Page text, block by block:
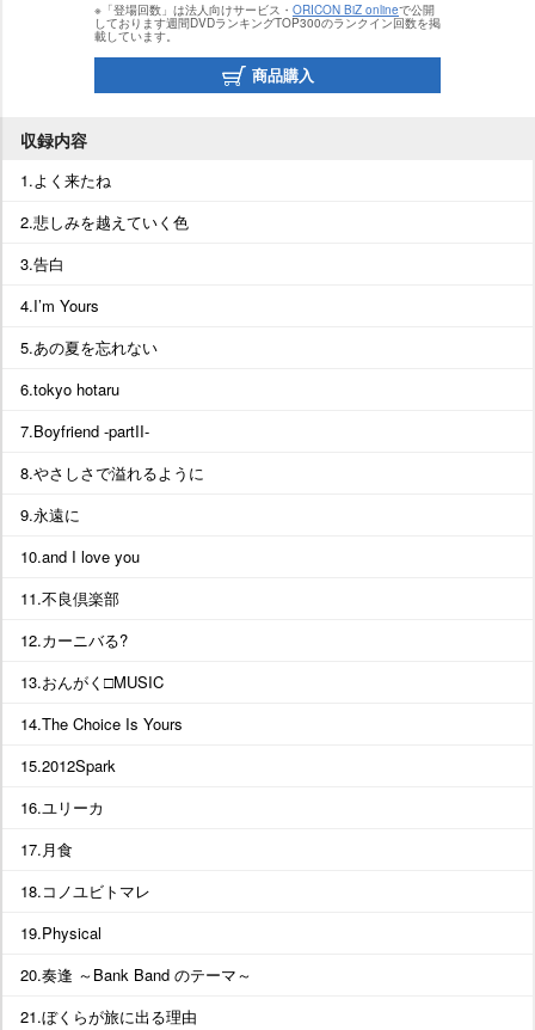
※「登場回数」は法人向けサービス・ ORICON BiZ onlineで公開
しております週間DVDランキングTOP300のランクイン回数を掲
載しています。
商品購入
収録内容
1.よく来たね
2.悲しみを越えていく色
3.告白
4.I’m Yours
5.あの夏を忘れない
6.tokyo hotaru
7.Boyfriend -partII-
8.やさしさで溢れるように
9.永遠に
10.and I love you
11.不良倶楽部
12.カーニバる?
13.おんがく□MUSIC
14.The Choice Is Yours
15.2012Spark
16.ユリーカ
17.月食
18.コノユビトマレ
19.Physical
20.奏逢 ～Bank Band のテーマ～
21.ぼくらが旅に出る理由